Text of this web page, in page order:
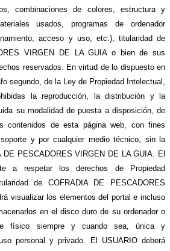
combinaciones de colores, estructura y
usados, programas de ordenador
acceso y uso, etc.), titularidad de
VIRGEN DE LA GUIA o bien de sus
reservados. En virtud de lo dispuesto en
segundo, de la Ley de Propiedad Intelectual,
la reproducción, la distribución y la
su modalidad de puesta a disposición, de
contenidos de esta página web, con fines
y por cualquier medio técnico, sin la
DE PESCADORES VIRGEN DE LA GUIA. El
a respetar los derechos de Propiedad
de COFRADIA DE PESCADORES
visualizar los elementos del portal e incluso
en el disco duro de su ordenador o
físico siempre y cuando sea, única y
personal y privado. El USUARIO deberá